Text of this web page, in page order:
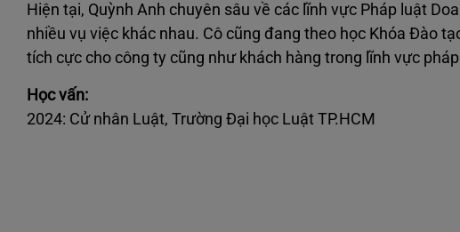
Hiện tại, Quỳnh Anh chuyên sâu về các lĩnh vực Pháp luật
nhiều vụ việc khác nhau. Cô cũng đang theo học Khóa Đào
tích cực cho công ty cũng như khách hàng trong lĩnh vực pháp
Học vấn:
2024: Cử nhân Luật, Trường Đại học Luật TP.HCM